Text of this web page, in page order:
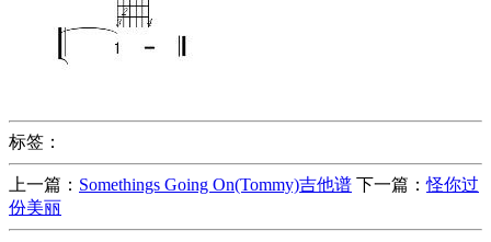
标签：
上一篇： Somethings Going On(Tommy)吉他谱 下一篇：怪你过
份美丽